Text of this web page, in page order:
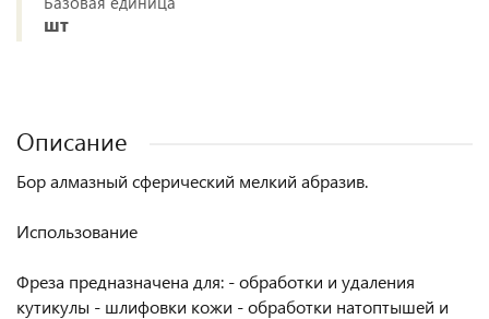
шт
Описание
Бор алмазный сферический мелкий абразив.
Использование
Фреза предназначена для: - обработки и удаления
кутикулы - шлифовки кожи - обработки натоптышей и